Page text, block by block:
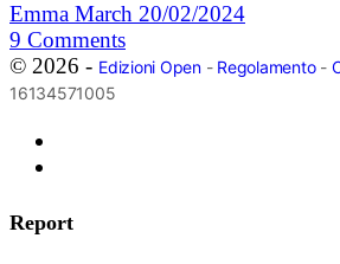
Emma March 20/02/2024
9 Comments
© 2026 - Edizioni Open- Regolamento-
16134571005
Report